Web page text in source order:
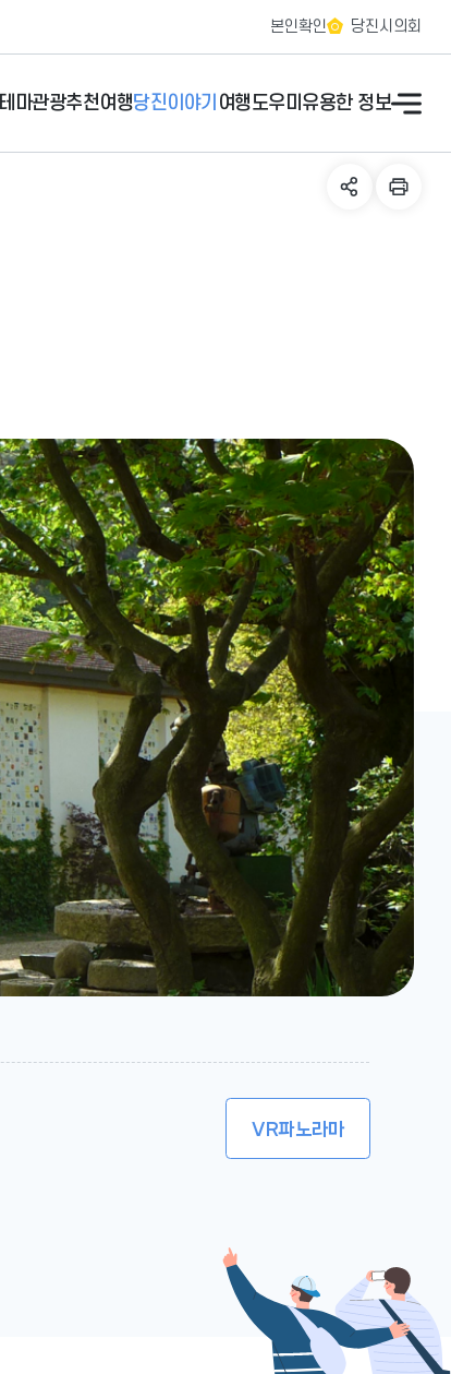
본인확인 당진시의회
테마관광추천여행당진이야기 여행도우미 유용한 정보
VR파노라마